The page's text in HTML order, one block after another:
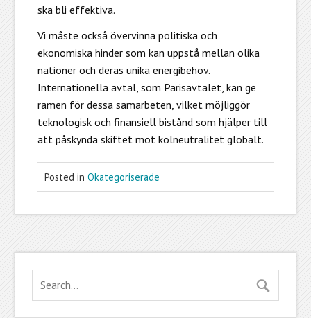
ska bli effektiva.
Vi måste också övervinna politiska och
ekonomiska hinder som kan uppstå mellan olika
nationer och deras unika energibehov.
Internationella avtal, som Parisavtalet, kan ge
ramen för dessa samarbeten, vilket möjliggör
teknologisk och finansiell bistånd som hjälper till
att påskynda skiftet mot kolneutralitet globalt.
Posted in Okategoriserade